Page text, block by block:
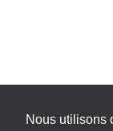
Nous utilisons